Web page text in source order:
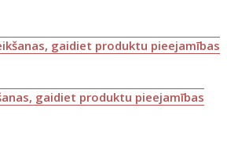
gaidiet produktu pieejamības
gaidiet produktu pieejamības